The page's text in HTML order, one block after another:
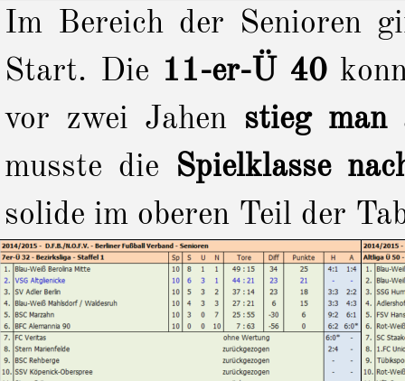
Im Bereich der Senioren
Start. Die 11-er-Ü 40
vor zwei Jahen stieg man
musste die Spielklasse
solide im oberen Teil der